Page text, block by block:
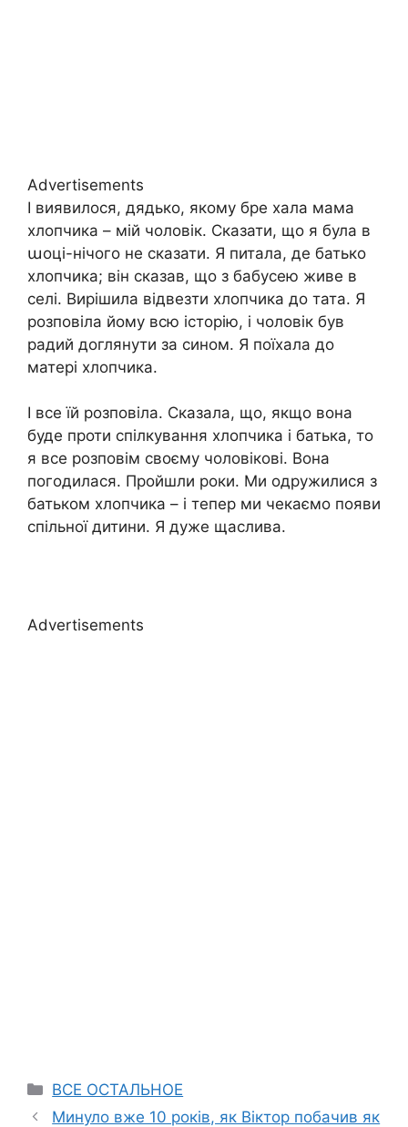
Advertisements
І виявилося, дядько, якому бре хала мама
хлопчика – мій чоловік. Сказати, що я була в
աоці-нічого не сказати. Я питала, де батько
хлопчика; він сказав, що з бабусею живе в
селі. Вирішила відвезти хлопчика до тата. Я
розповіла йому всю історію, і чоловік був
радий доглянути за сином. Я поїхала до
матері хлопчика.
І все їй розповіла. Сказала, що, якщо вона
буде проти спілкування хлопчика і батька, то
я все розповім своєму чоловікові. Вона
погодилася. Пройшли роки. Ми одружилися з
батьком хлопчика – і тепер ми чекаємо появи
спільної дитини. Я дуже щаслива.
Advertisements
Categories
ВСЕ ОСТАЛЬНОЕ
Минуло вже 10 років, як Віктор побачив як